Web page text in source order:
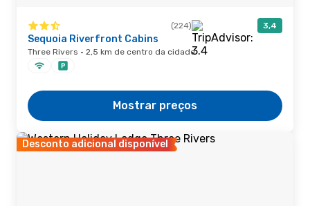
(224) 3,4
Sequoia Riverfront Cabins
Three Rivers · 2,5 km de centro da cidade
Mostrar preços
Desconto adicional disponível